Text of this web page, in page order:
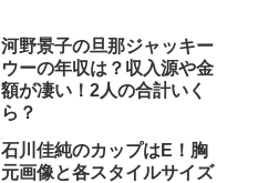
河野景子の旦那ジャッキー
ウーの年収は？収入源や金
額が凄い！2人の合計いく
ら？
石川佳純のカップはE！胸
元画像と各スタイルサイズ